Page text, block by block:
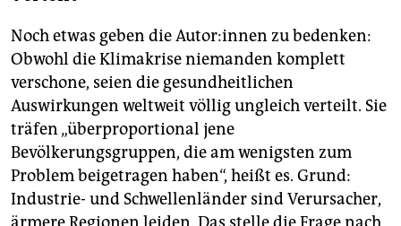
Noch etwas geben die Autor:innen zu bedenken:
Obwohl die Klimakrise niemanden komplett
verschone, seien die gesundheitlichen
Auswirkungen weltweit völlig ungleich verteilt. Sie
träfen „überproportional jene
Bevölkerungsgruppen, die am wenigsten zum
Problem beigetragen haben“, heißt es. Grund:
Industrie- und Schwellenländer sind Verursacher,